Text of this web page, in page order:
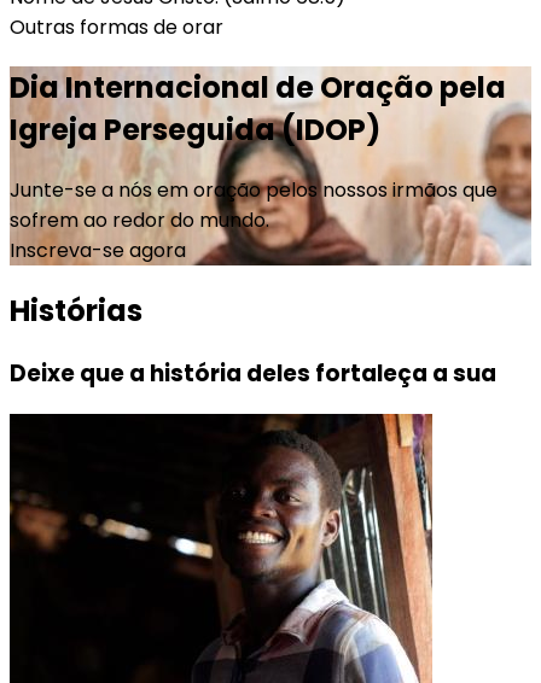
Outras formas de orar
Dia Internacional de Oração pela
Igreja Perseguida (IDOP)
Junte-se a nós em oração pelos nossos irmãos que
sofrem ao redor do mundo.
Inscreva-se agora
Histórias
Deixe que a história deles fortaleça a sua